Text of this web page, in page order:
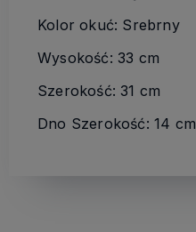
Kolor okuć: Srebrny
Wysokość: 33 cm
Szerokość: 31 cm
Dno Szerokość: 14 cm